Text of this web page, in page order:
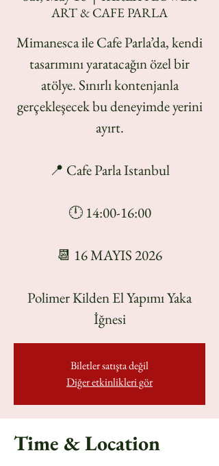
ART & CAFE PARLA
Mimanesca ile Cafe Parla’da, kendi
tasarımını yaratacağın özel bir
atölye. Sınırlı kontenjanla
gerçekleşecek bu deneyimde yerini
ayırt.
📍 Cafe Parla Istanbul
🕛 14:00-16:00
📆 16 MAYIS 2026
Polimer Kilden El Yapımı Yaka
İğnesi
Biletler satışta değil
Diğer etkinlikleri gör
Time & Location